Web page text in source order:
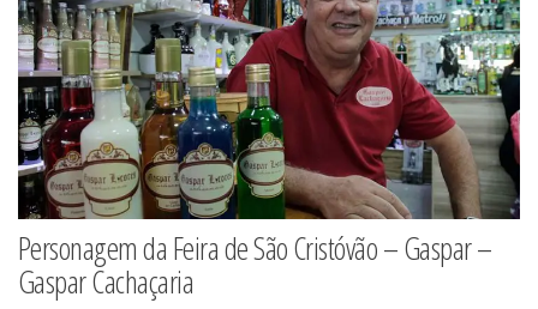
Personagem da Feira de São Cristóvão – Gaspar –
Gaspar Cachaçaria